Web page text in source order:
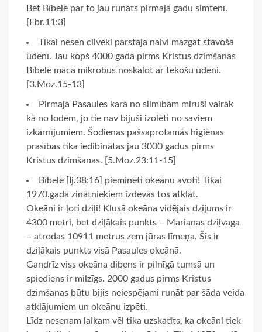
Bet Bībelē par to jau runāts pirmajā gadu simtenī.
[Ebr.11:3]
Tikai nesen cilvēki pārstāja naivi mazgāt stāvošā
ūdenī. Jau kopš 4000 gada pirms Kristus dzimšanas
Bībele māca mikrobus noskalot ar tekošu ūdeni.
[3.Moz.15-13]
Pirmajā Pasaules karā no slimībām miruši vairāk
kā no lodēm, jo tie nav bijuši izolēti no saviem
izkārnījumiem. Šodienas pašsaprotamās higiēnas
prasības tika iedibinātas jau 3000 gadus pirms
Kristus dzimšanas. [5.Moz.23:11-15]
Bībelē [Īj.38:16] pieminēti okeānu avoti! Tikai
1970.gadā zinātniekiem izdevās tos atklāt.
Okeāni ir ļoti dziļi! Klusā okeāna vidējais dzijums ir
4300 metri, bet dziļākais punkts – Marianas dziļvaga
– atrodas 10911 metrus zem jūras līmeņa. Šis ir
dziļākais punkts visā Pasaules okeānā.
Gandrīz viss okeāna dibens ir pilnīgā tumsā un
spiediens ir milzīgs. 2000 gadus pirms Kristus
dzimšanas būtu bijis neiespējami runāt par šāda veida
atklājumiem un okeānu izpēti.
Līdz nesenam laikam vēl tika uzskatīts, ka okeāni tiek